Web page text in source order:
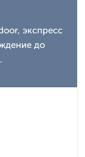
экспресс
до